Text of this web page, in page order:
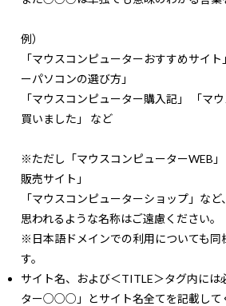
例）
「マウスコンピューターおすすめサイ
ーパソコンの選び方」
「マウスコンピューター購入記」 「マ
買いました」 など
※ただし「マウスコンピューターWEB
販売サイト」
「マウスコンピューターショップ」な
思われるような名称はご遠慮ください。
※日本語ドメインでの利用についても同
す。
サイト名、および＜TITLE＞タグ内には
ター○○○」とサイト名全てを記載して